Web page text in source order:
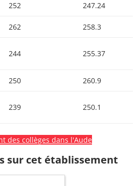
252 247.24
262 258.3
244 255.37
250 260.9
239 250.1
des collèges dans l'Aude
sur cet établissement